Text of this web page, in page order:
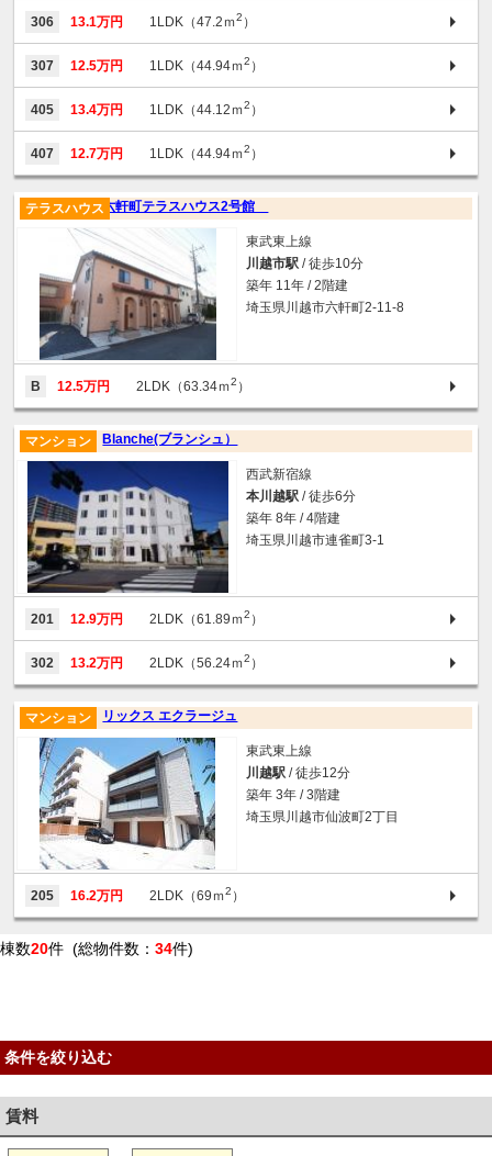
306 13.1万円 1LDK（47.2ｍ2 ）
307 12.5万円 1LDK（44.94ｍ2 ）
405 13.4万円 1LDK（44.12ｍ2 ）
407 12.7万円 1LDK（44.94ｍ2 ）
六軒町テラスハウス2号館
テラスハウス
東武東上線
川越市駅 / 徒歩10分
築年 11年 / 2階建
埼玉県川越市六軒町2-11-8
B 12.5万円 2LDK（63.34ｍ2 ）
Blanche(ブランシュ）
マンション
西武新宿線
本川越駅 / 徒歩6分
築年 8年 / 4階建
埼玉県川越市連雀町3-1
201 12.9万円 2LDK（61.89ｍ2 ）
302 13.2万円 2LDK（56.24ｍ2 ）
リックス エクラージュ
マンション
東武東上線
川越駅 / 徒歩12分
築年 3年 / 3階建
埼玉県川越市仙波町2丁目
205 16.2万円 2LDK（69ｍ2 ）
棟数20件 (総物件数： 34件)
条件を絞り込む
賃料